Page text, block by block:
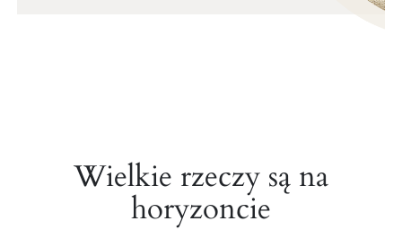
Wielkie rzeczy są na
horyzoncie